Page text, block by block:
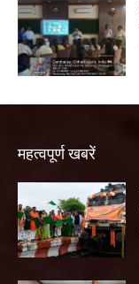
महत्वपूर्ण खबरें